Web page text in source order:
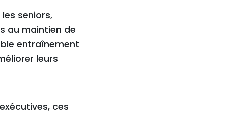
seniors,
au maintien de
entraînement
leurs
ces